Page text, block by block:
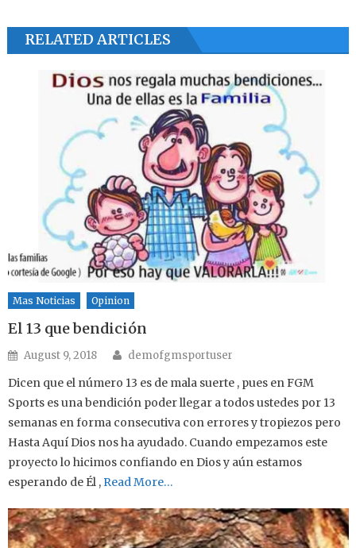
RELATED ARTICLES
Mas Noticias Opinion
El 13 que bendición
Posted on
August 9, 2018 Author
demofgmsportuser
Dicen que el número 13 es de mala suerte , pues en FGM
Sports es una bendición poder llegar a todos ustedes por 13
semanas en forma consecutiva con errores y tropiezos pero
Hasta Aquí Dios nos ha ayudado. Cuando empezamos este
proyecto lo hicimos confiando en Dios y aún estamos
esperando de Él , Read More…